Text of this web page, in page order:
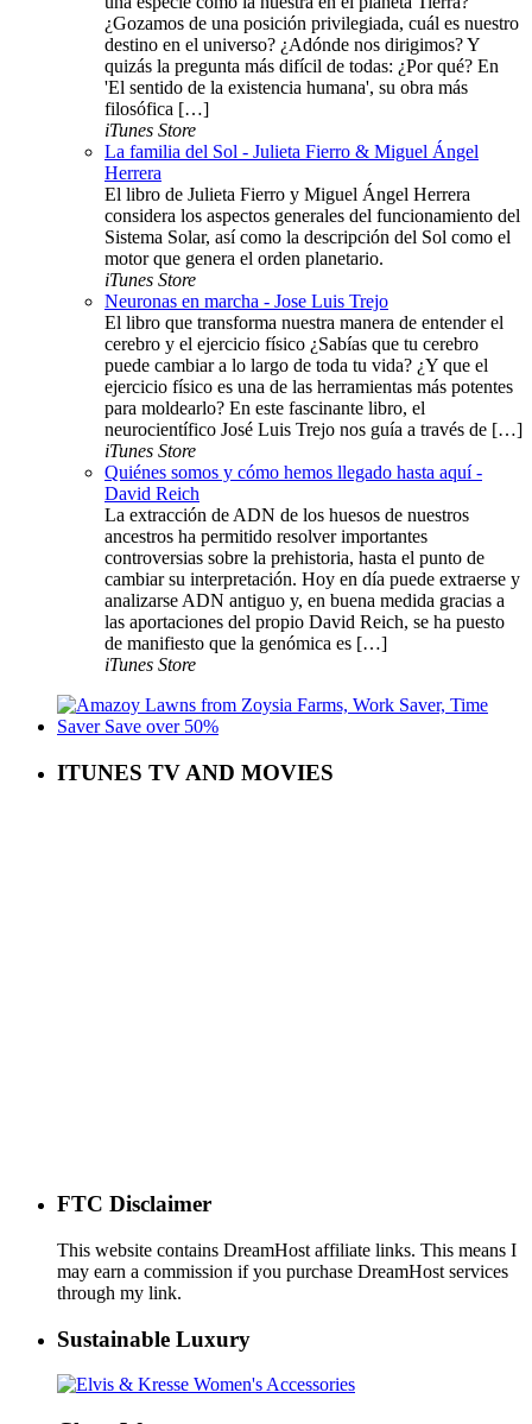
¿Gozamos de una posición privilegiada, cuál es nuestro
destino en el universo? ¿Adónde nos dirigimos? Y
quizás la pregunta más difícil de todas: ¿Por qué? En
'El sentido de la existencia humana', su obra más
filosófica […]
iTunes Store
La familia del Sol - Julieta Fierro & Miguel Ángel
Herrera
El libro de Julieta Fierro y Miguel Ángel Herrera
considera los aspectos generales del funcionamiento del
Sistema Solar, así como la descripción del Sol como el
motor que genera el orden planetario.
iTunes Store
Neuronas en marcha - Jose Luis Trejo
El libro que transforma nuestra manera de entender el
cerebro y el ejercicio físico ¿Sabías que tu cerebro
puede cambiar a lo largo de toda tu vida? ¿Y que el
ejercicio físico es una de las herramientas más potentes
para moldearlo? En este fascinante libro, el
neurocientífico José Luis Trejo nos guía a través de […]
iTunes Store
Quiénes somos y cómo hemos llegado hasta aquí -
David Reich
La extracción de ADN de los huesos de nuestros
ancestros ha permitido resolver importantes
controversias sobre la prehistoria, hasta el punto de
cambiar su interpretación. Hoy en día puede extraerse y
analizarse ADN antiguo y, en buena medida gracias a
las aportaciones del propio David Reich, se ha puesto
de manifiesto que la genómica es […]
iTunes Store
ITUNES TV AND MOVIES
FTC Disclaimer
This website contains DreamHost affiliate links. This means I
may earn a commission if you purchase DreamHost services
through my link.
Sustainable Luxury